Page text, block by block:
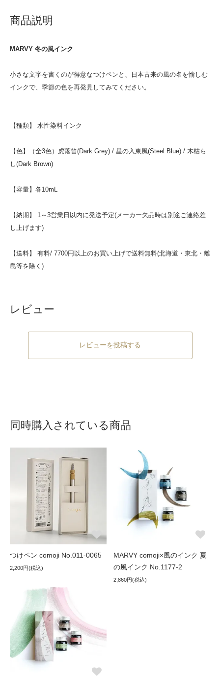
商品説明
MARVY 冬の風インク
小さな文字を書くのが得意なつけペンと、日本古来の風の名を愉しむ
インクで、季節の色を再発見してみてください。
【種類】 水性染料インク
【色】（全3色）虎落笛(Dark Grey) / 星の入東風(Steel Blue) / 木枯ら
し(Dark Brown)
【容量】各10mL
【納期】 1～3営業日以内に発送予定(メーカー欠品時は別途ご連絡差
し上げます)
【送料】 有料/ 7700円以上のお買い上げで送料無料(北海道・東北・離
島等を除く)
レビュー
レビューを投稿する
同時購入されている商品
つけペン comoji No.011-0065
2,200円(税込)
MARVY comoji×風のインク 夏
の風インク No.1177-2
2,860円(税込)